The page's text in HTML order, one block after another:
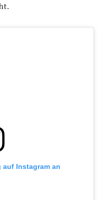
auf Instagram an